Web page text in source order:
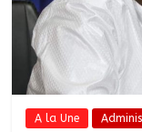
A la Une